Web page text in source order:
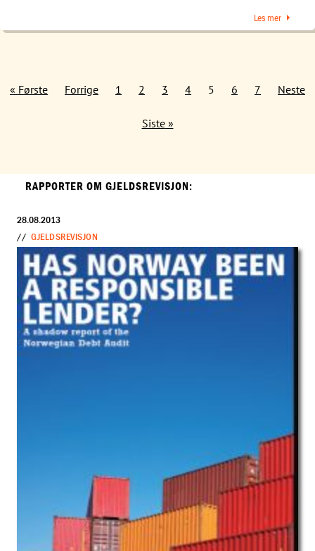
Les mer
Første Forrige 1 2 3 4 5 6 7 Neste
Siste
RAPPORTER OM GJELDSREVISJON:
28.08.2013
// GJELDSREVISJON